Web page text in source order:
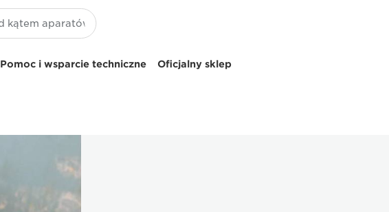
Pomoc i wsparcie techniczne Oficjalny sklep